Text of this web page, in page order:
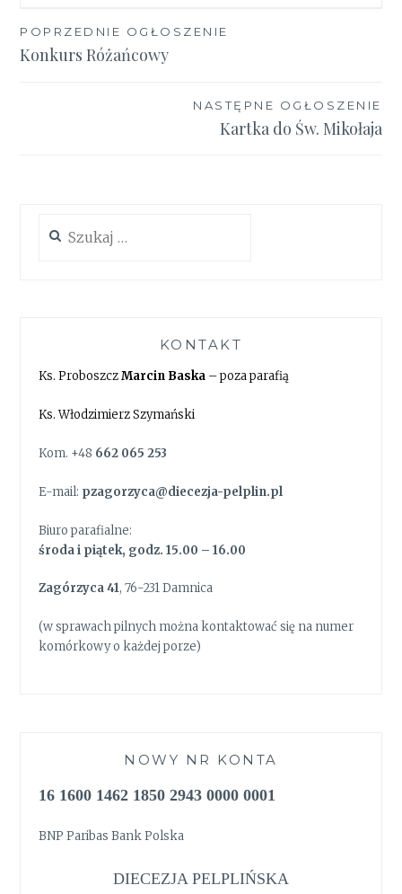
Nawigacja
wpisu
POPRZEDNIE OGŁOSZENIE
Konkurs Różańcowy
NASTĘPNE OGŁOSZENIE
Kartka do Św. Mikołaja
KONTAKT
Ks. ProboszczMarcin Baska – poza parafią
Ks. Włodzimierz Szymański
Kom. +48 662 065 253
E-mail: pzagorzyca@diecezja-pelplin.pl
Biuro parafialne:
środa i piątek, godz. 15.00 – 16.00
Zagórzyca 41, 76-231 Damnica
(w sprawach pilnych można kontaktować się na numer
komórkowy o każdej porze)
NOWY NR KONTA
16 1600 1462 1850 2943 0000 0001
BNP Paribas Bank Polska
DIECEZJA PELPLIŃSKA